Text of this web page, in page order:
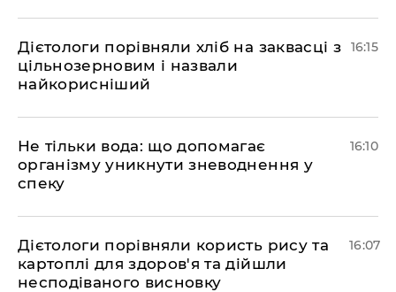
Дієтологи порівняли хліб на заквасці з
цільнозерновим і назвали
найкорисніший
16:15
Не тільки вода: що допомагає
організму уникнути зневоднення у
спеку
16:10
Дієтологи порівняли користь рису та
картоплі для здоров'я та дійшли
несподіваного висновку
16:07